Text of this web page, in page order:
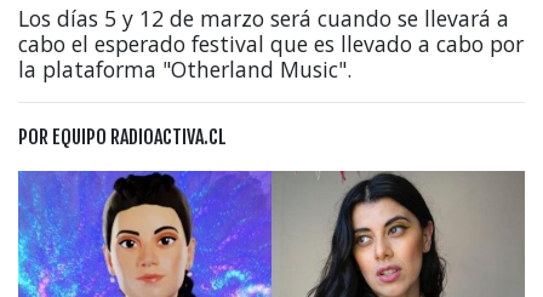
Los días 5 y 12 de marzo será cuando se llevará a
cabo el esperado festival que es llevado a cabo por
la plataforma "Otherland Music".
POR EQUIPO RADIOACTIVA.CL